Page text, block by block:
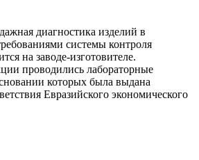
диагностика изделий в
системы контроля
на заводе-изготовителе.
проводились лабораторные
которых была выдана
Евразийского экономического